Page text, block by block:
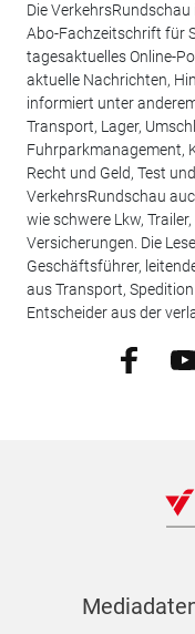
Die
Abo-Fachzeitschrift für
tagesaktuelles Online-
aktuelle Nachrichten,
informiert unter
Transport, Lager,
Fuhrparkmanagement,
Recht und Geld, Test
VerkehrsRundschau
wie schwere Lkw,
Versicherungen. Die
Geschäftsführer,
aus Transport,
Entscheider aus der